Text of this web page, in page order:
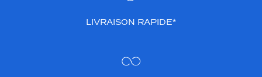
LIVRAISON RAPIDE*